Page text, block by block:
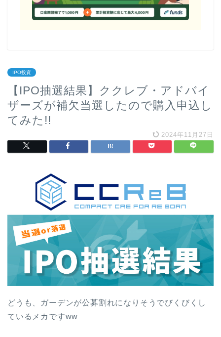
IPO投資
【IPO抽選結果】ククレブ・アドバイ
ザーズが補欠当選したので購入申込し
てみた!!
2024年11月27日
どうも、ガーデンが公募割れになりそうでびくびくし
ているメカですww